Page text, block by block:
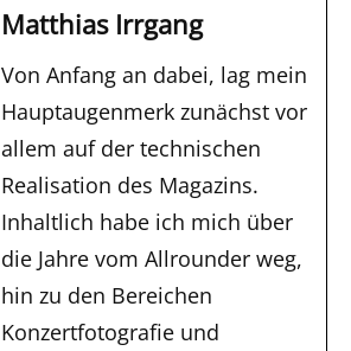
Matthias Irrgang
Von Anfang an dabei, lag mein
Hauptaugenmerk zunächst vor
allem auf der technischen
Realisation des Magazins.
Inhaltlich habe ich mich über
die Jahre vom Allrounder weg,
hin zu den Bereichen
Konzertfotografie und